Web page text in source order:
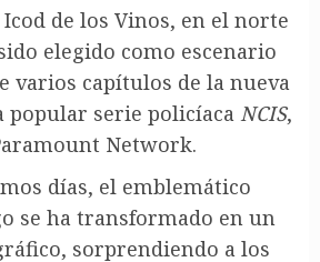
de los Vinos, en el norte
elegido como escenario
varios capítulos de la nueva
popular serie policíaca NCIS,
Network.
días, el emblemático
se ha transformado en un
sorprendiendo a los